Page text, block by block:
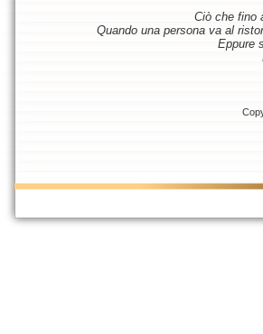
Ciò che fino
Quando una persona va al
Eppure